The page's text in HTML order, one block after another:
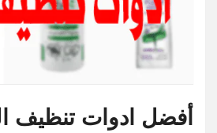
أفضل ادوات تنظيف